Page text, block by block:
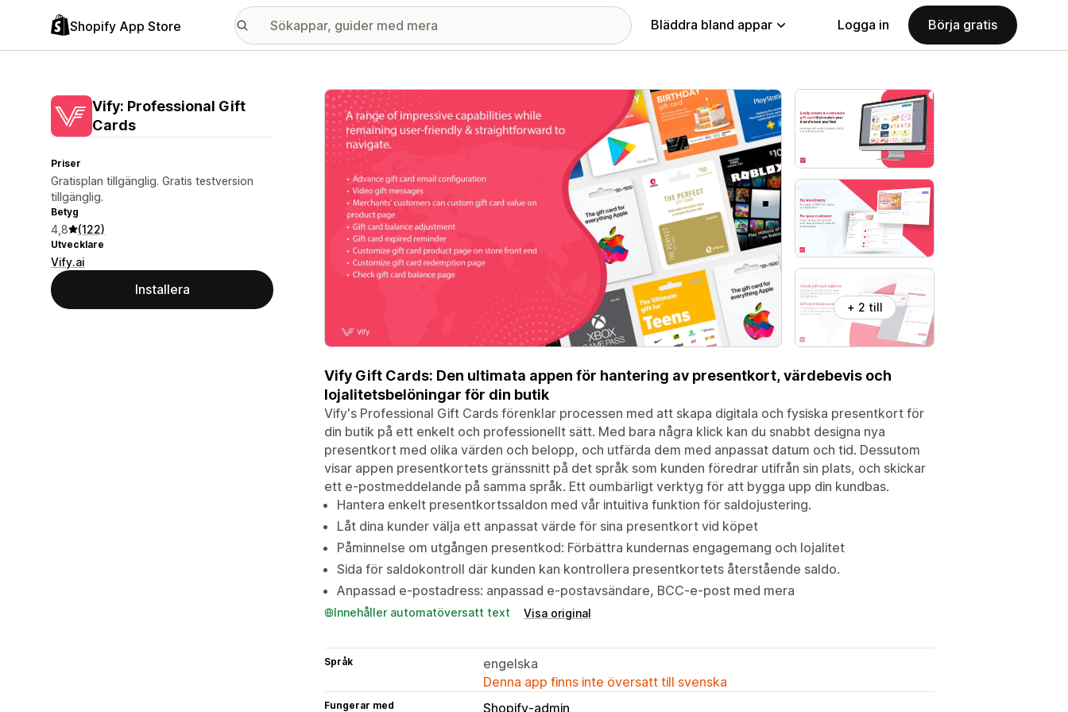
Shopify App Store Bläddra bland appar Logga in Börja gratis
Vify: Professional Gift
Cards
Priser
Gratisplan tillgänglig. Gratis testversion
tillgänglig.
Betyg
4,8 (122)
Utvecklare
Vify.ai
Installera
Galleri med utvalda bilder
+ 2 till
Vify Gift Cards: Den ultimata appen för hantering av presentkort, värdebevis och
lojalitetsbelöningar för din butik
Vify's Professional Gift Cards förenklar processen med att skapa digitala och fysiska presentkort för
din butik på ett enkelt och professionellt sätt. Med bara några klick kan du snabbt designa nya
presentkort med olika värden och belopp, och utfärda dem med anpassat datum och tid. Dessutom
visar appen presentkortets gränssnitt på det språk som kunden föredrar utifrån sin plats, och skickar
ett e-postmeddelande på samma språk. Ett oumbärligt verktyg för att bygga upp din kundbas.
Hantera enkelt presentkortssaldon med vår intuitiva funktion för saldojustering.
Låt dina kunder välja ett anpassat värde för sina presentkort vid köpet
Påminnelse om utgången presentkod: Förbättra kundernas engagemang och lojalitet
Sida för saldokontroll där kunden kan kontrollera presentkortets återstående saldo.
Anpassad e-postadress: anpassad e-postavsändare, BCC-e-post med mera
Innehåller automatöversatt text Visa original
Språk
engelska
Denna app finns inte översatt till svenska
Fungerar med Shopify-admin